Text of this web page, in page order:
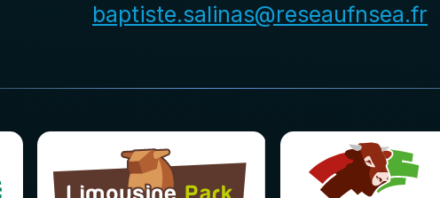
baptiste.salinas@reseaufnsea.fr